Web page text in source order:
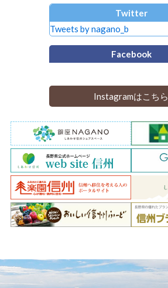
Twitter
Tweets by nagano_b
Facebook
Instagramはこちら